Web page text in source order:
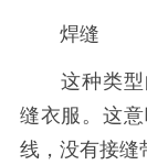
焊缝
这种类型
缝衣服。这
线，没有接缝